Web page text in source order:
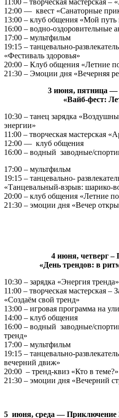
12:00 — квест «Санаторные
13:00 – клуб общения «Мой путь
16:00 – водно‑оздоровительные
17:00 – мультфильм
19:15 – танцевально-
«Фестиваль здоровья»
20:00 – Клуб общения «Летние
21:30 – Эмоции дня «Вечерняя
3 июня, пятница —
«Вайб-фест:
10:30 – танец зарядка
энергии»
11:00 – творческая мастерская
12:00 — клуб общения
16:00 – водный заводные/
17:00 – мультфильм
19:15 – танцевально-
«Танцевальный-взрыв: шарико-
20:00 – клуб общения «Летние
21:30 – эмоции дня «Вечер
4 июня, четверг –
«День трендов: в
10:30 – зарядка «Энергия тренда»
11:00 – творческая мастерская
«Создаём свой тренд»
13:00 – игровая программа на
14:00 – клуб общения
16:00 – водный заводные/
тренд»
17:00 – мультфильм
19:15 – танцевально-
вечерний движ»
20:00 – тренд-квиз «Кто в теме?»
21:30 – эмоции дня «Вечерний
5 июня, среда — Приключение